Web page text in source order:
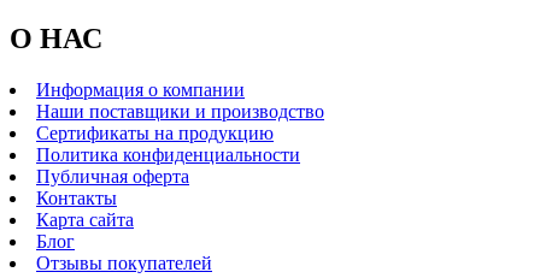
О НАС
Информация о компании
Наши поставщики и производство
Сертификаты на продукцию
Политика конфиденциальности
Публичная оферта
Контакты
Карта сайта
Блог
Отзывы покупателей